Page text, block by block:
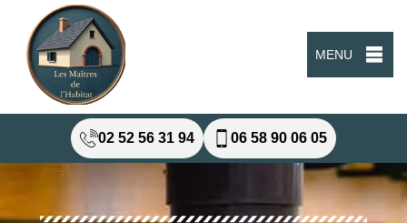
MENU
02 52 56 31 94 06 58 90 06 05